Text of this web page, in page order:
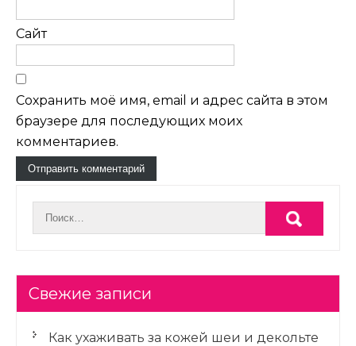
Сайт
Сохранить моё имя, email и адрес сайта в этом
браузере для последующих моих
комментариев.
Свежие записи
Как ухаживать за кожей шеи и декольте